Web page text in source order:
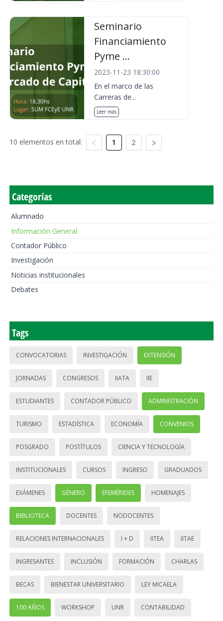
Seminario
Financiamiento
Pyme ...
2023-11-23 18:30:00
En el marco de las
Carreras de...
Leer más
10 elementos en total: 1 2
Categorías
Alumnado
Información General
Contador Público
Investigación
Noticias institucionales
Debates
Tags
CONVOCATORIAS INVESTIGACIÓN EXTENSIÓN
JORNADAS CONGRESOS IIATA IIE
ESTUDIANTES CONTADOR PÚBLICO ADMINISTRACIÓN
TURISMO ESTADÍSTICA ECONOMÍA CONVENIOS
POSGRADO POSTÍTULOS CIENCIA Y TECNOLOGÍA
INSTITUCIONALES CURSOS INGRESO GRADUADOS
EXÁMENES GÉNERO EFEMÉRIDES HOMENAJES
BIBLIOTECA DOCENTES NODOCENTES
RELACIONES INTERNACIONALES I + D IITEA IITAE
INGRESANTES INCLUSIÓN FORMACIÓN CHARLAS
BECAS BIENESTAR UNIVERSITARIO LEY MICAELA
100 AÑOS WORKSHOP UNR CONTABILIDAD